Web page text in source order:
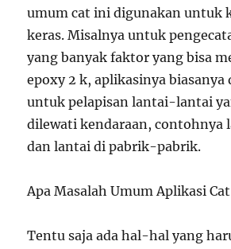
umum cat ini digunakan untuk
keras. Misalnya untuk
yang banyak faktor yang bisa
epoxy 2 k, aplikasinya biasanya
untuk pelapisan lantai-lantai
dilewati kendaraan, contohnya
dan lantai di pabrik-pabrik.
Apa Masalah Umum Aplikasi
Tentu saja ada hal-hal yang